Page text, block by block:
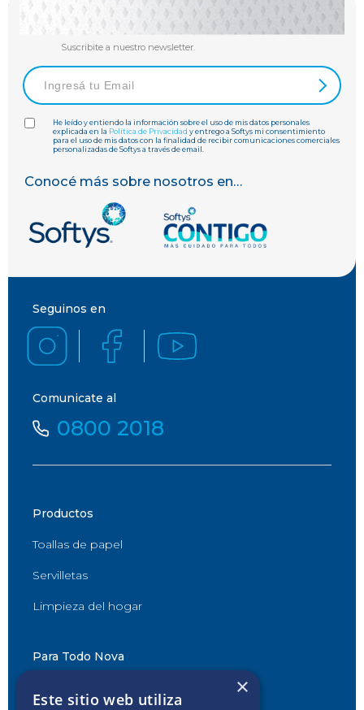
Seguinos en
Comunicate al
0800 2018
Productos
Toallas de papel
Servilletas
Limpieza del hogar
Para Todo Nova
Se el primero en enterarte
Suscribite a nuestro newsletter.
He leído y entiendo la información sobre el uso de mis datos personales
explicada en la Política de Privacidad y entrego a Softys mi consentimiento
para el uso de mis datos con la finalidad de recibir comunicaciones comerciales
personalizadas de Softys a través de email.
Conocé más sobre nosotros en…
×
Este sitio web utiliza